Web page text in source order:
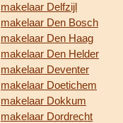
makelaar Delfzijl
makelaar Den Bosch
makelaar Den Haag
makelaar Den Helder
makelaar Deventer
makelaar Doetichem
makelaar Dokkum
makelaar Dordrecht